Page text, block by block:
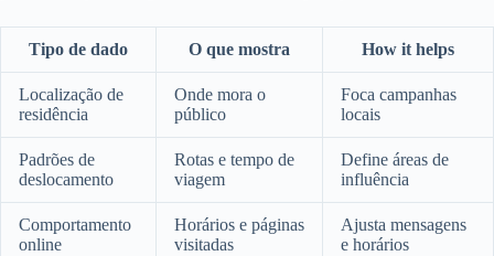
Tipo de dado O que mostra How it helps
Localização de
residência
Onde mora o
público
Foca campanhas
locais
Padrões de
deslocamento
Rotas e tempo de
viagem
Define áreas de
influência
Comportamento
online
Horários e páginas
visitadas
Ajusta mensagens
e horários